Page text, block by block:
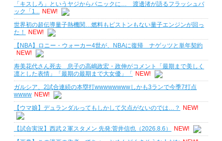
「キスしろ」というヤジからパニックに… 渡邊渚が語るフラッシュバ
ック「1... NEW!
世界初の超伝導量子熱機関…燃料もピストンもない量子エンジンが回っ
た！
NEW!
【NBA】ロニー・ウォーカー4世が、NBAに復帰 ナゲッツと単年契約
NEW!
寿美花代さん死去 息子の高嶋政宏・政伸がコメント「最期まで美しく
凛とした表情」「最期の最期まで大女優」「
NEW!
ガルシア、2試合連続の本塁打wwwwwwwwしかも3ランで今季7打点
wwww NEW!
【ウマ娘】デュランダルってもしかして欠点がないのでは…？
NEW!
【試合実況】西武２軍スタメン 先発:菅井信也（2026.8.6）
NEW!